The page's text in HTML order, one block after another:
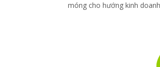
móng cho hướng kinh